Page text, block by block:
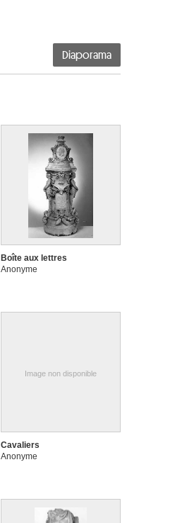
Diaporama
Boîte aux lettres
Anonyme
Image non disponible
Cavaliers
Anonyme